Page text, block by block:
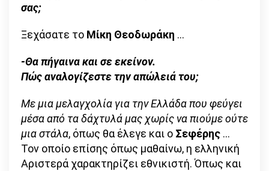
σας;
Ξεχάσατε το Μίκη Θεοδωράκη …
-Θα πήγαινα και σε εκείνον.
Πώς αναλογίζεστε την απώλειά του;
Με μια μελαγχολία για την Ελλάδα που φεύγει
μέσα από τα δάχτυλά μας χωρίς να πιούμε ούτε
μια στάλα, όπως θα έλεγε και ο Σεφέρης …
Τον οποίο επίσης όπως μαθαίνω, η ελληνική
Αριστερά χαρακτηρίζει εθνικιστή. Όπως και